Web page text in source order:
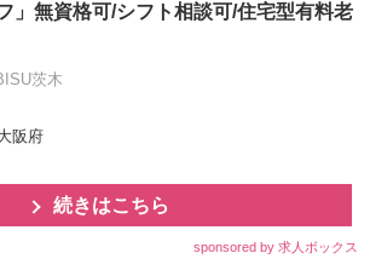
」無資格可/シフト相談可/住宅型有料老
茨木
阪府
続きはこちら
sponsored by 求人ボックス